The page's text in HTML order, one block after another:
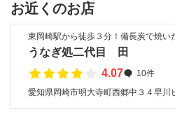
お近くのお店
東岡崎駅から徒歩３分！備長炭で焼
うなぎ処二代目 田
4.07
10件
愛知県岡崎市明大寺町西郷中３４早